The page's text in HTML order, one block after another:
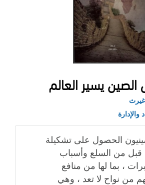
يسير العالم
والإدارة
الحصول على تشكيلة
قبل من السلع وأسباب
، بما لها من منافع
من نواح لا تعد ، وهي